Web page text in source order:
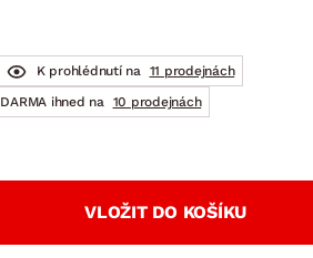
Zahradní sestavy
K prohlédnutí na 11 prodejnách
ihned na 10 prodejnách
VLOŽIT DO KOŠÍKU